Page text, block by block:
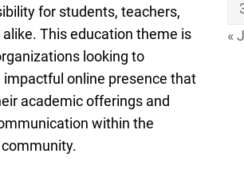
for students, teachers,
This education theme is
looking to
impactful online presence that
academic offerings and
within the
«